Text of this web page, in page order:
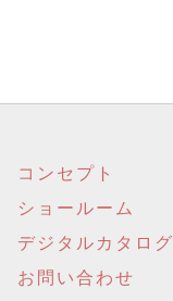
コンセプト
ショールーム
デジタルカタログ
お問い合わせ